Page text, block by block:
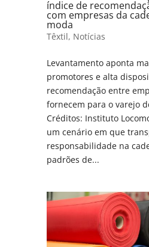
índice de
com empresas da
moda
Têxtil, Notícias
Levantamento aponta
promotores e alta
recomendação entre
fornecem para o varejo
Créditos: Instituto
um cenário em que
responsabilidade na
padrões de...